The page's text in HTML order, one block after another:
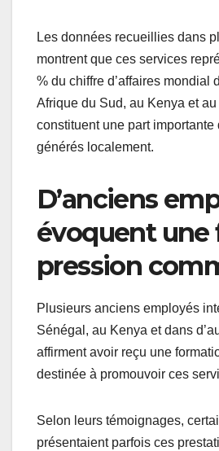
Les données recueillies dans
montrent que ces services
% du chiffre d’affaires mondial
Afrique du Sud, au Kenya et
constituent une part importante
générés localement.
D’anciens
évoquent une
pression
Plusieurs anciens employés
Sénégal, au Kenya et dans
affirment avoir reçu une
destinée à promouvoir ces
Selon leurs témoignages,
présentaient parfois ces